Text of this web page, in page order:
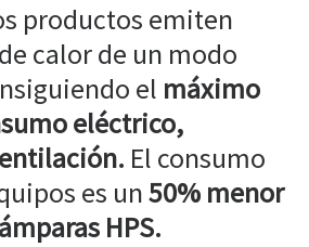
productos emiten
calor de un modo
el máximo
eléctrico,
El consumo
es un50% menor
HPS.